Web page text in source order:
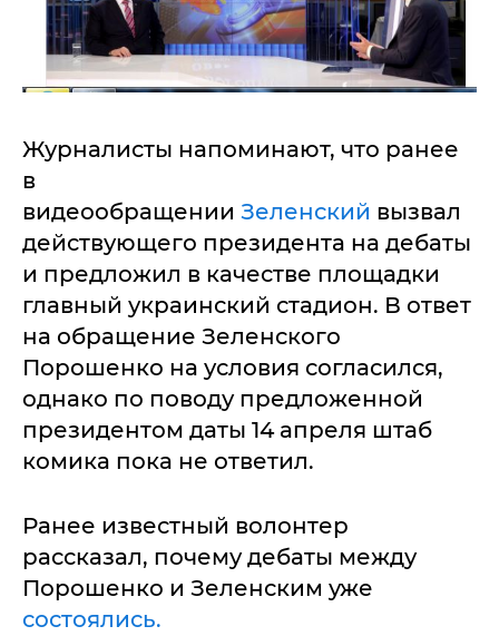
Журналисты напоминают, что ранее
в
видеообращении Зеленский вызвал
действующего президента на дебаты
и предложил в качестве площадки
главный украинский стадион. В ответ
на обращение Зеленского
Порошенко на условия согласился,
однако по поводу предложенной
президентом даты 14 апреля штаб
комика пока не ответил.
Ранее известный волонтер
рассказал, почему дебаты между
Порошенко и Зеленским уже
состоялись.